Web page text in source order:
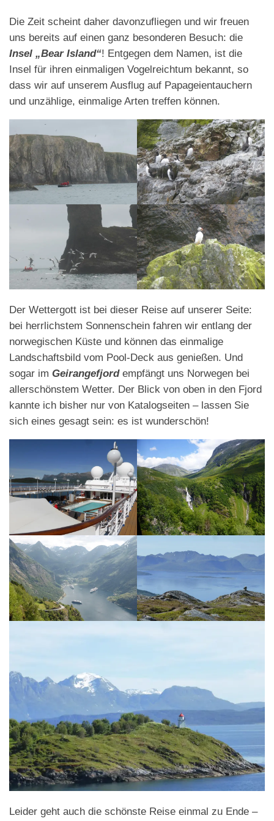
Die Zeit scheint daher davonzufliegen und wir freuen
uns bereits auf einen ganz besonderen Besuch: die
Insel „Bear Island“! Entgegen dem Namen, ist die
Insel für ihren einmaligen Vogelreichtum bekannt, so
dass wir auf unserem Ausflug auf Papageientauchern
und unzählige, einmalige Arten treffen können.
Der Wettergott ist bei dieser Reise auf unserer Seite:
bei herrlichstem Sonnenschein fahren wir entlang der
norwegischen Küste und können das einmalige
Landschaftsbild vom Pool-Deck aus genießen. Und
sogar im Geirangefjordempfängt uns Norwegen bei
allerschönstem Wetter. Der Blick von oben in den Fjord
kannte ich bisher nur von Katalogseiten – lassen Sie
sich eines gesagt sein: es ist wunderschön!
Leider geht auch die schönste Reise einmal zu Ende –